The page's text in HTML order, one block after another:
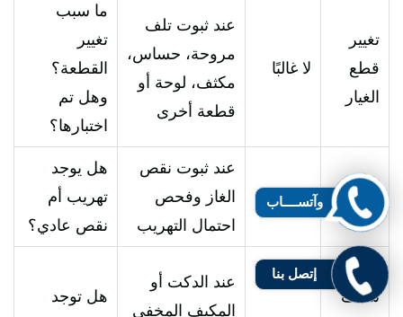
تغيير
قطع
الغيار
لا غالبًا
عند ثبوت تلف
مروحة، حساس،
مكثف، لوحة أو
قطعة أخرى
ما سبب
تغيير
القطعة؟
وهل تم
اختبارها؟
تعبئة
الغاز
لا غالبًا
عند ثبوت نقص
الغاز وفحص
احتمال التهريب
هل يوجد
تهريب أم
نقص عادي؟
فتح
سقف
عند الدكت أو
المكيف المخفي
هل توجد
إتصل بنا
وآتســــاب